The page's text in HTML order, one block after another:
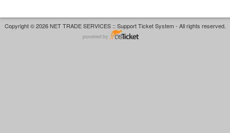
Copyright © 2026 NET TRADE SERVICES :: Support Ticket System - All rights reserved.